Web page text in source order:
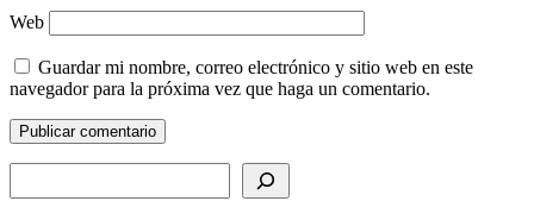
Web
Guardar mi nombre, correo electrónico y sitio web en este
navegador para la próxima vez que haga un comentario.